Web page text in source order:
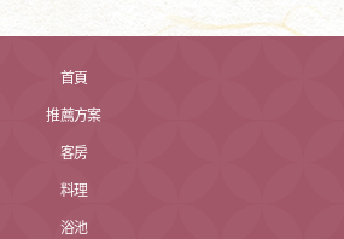
首頁
推薦方案
客房
料理
浴池